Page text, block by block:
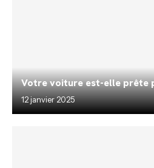
Votre voiture est-elle prête
12 janvier 2025